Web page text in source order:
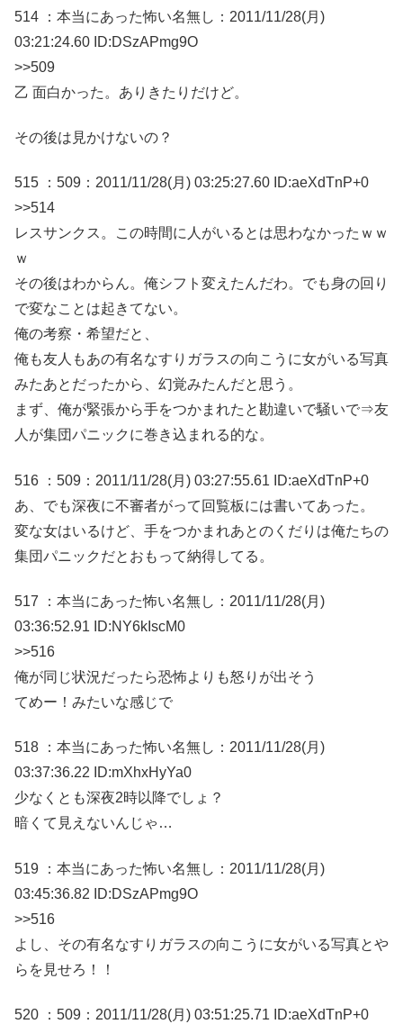
514 ：本当にあった怖い名無し：2011/11/28(月)
03:21:24.60 ID:DSzAPmg9O
>>509
乙 面白かった。ありきたりだけど。
その後は見かけないの？
515 ：509：2011/11/28(月) 03:25:27.60 ID:aeXdTnP+0
>>514
レスサンクス。この時間に人がいるとは思わなかったｗｗ
ｗ
その後はわからん。俺シフト変えたんだわ。でも身の回り
で変なことは起きてない。
俺の考察・希望だと、
俺も友人もあの有名なすりガラスの向こうに女がいる写真
みたあとだったから、幻覚みたんだと思う。
まず、俺が緊張から手をつかまれたと勘違いで騒いで⇒友
人が集団パニックに巻き込まれる的な。
516 ：509：2011/11/28(月) 03:27:55.61 ID:aeXdTnP+0
あ、でも深夜に不審者がって回覧板には書いてあった。
変な女はいるけど、手をつかまれあとのくだりは俺たちの
集団パニックだとおもって納得してる。
517 ：本当にあった怖い名無し：2011/11/28(月)
03:36:52.91 ID:NY6kIscM0
>>516
俺が同じ状況だったら恐怖よりも怒りが出そう
てめー！みたいな感じで
518 ：本当にあった怖い名無し：2011/11/28(月)
03:37:36.22 ID:mXhxHyYa0
少なくとも深夜2時以降でしょ？
暗くて見えないんじゃ…
519 ：本当にあった怖い名無し：2011/11/28(月)
03:45:36.82 ID:DSzAPmg9O
>>516
よし、その有名なすりガラスの向こうに女がいる写真とや
らを見せろ！！
520 ：509：2011/11/28(月) 03:51:25.71 ID:aeXdTnP+0